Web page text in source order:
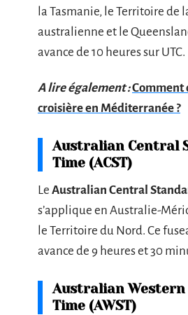
la Tasmanie, le Territoire de
australienne et le
avance de 10 heures sur UTC.
A lire également :Comment
croisière en Méditerranée ?
Australian Central
Time (ACST)
Le Australian Central
s’applique en Australie-
le Territoire du Nord. Ce
avance de 9 heures et 30
Australian
Time (AWST)